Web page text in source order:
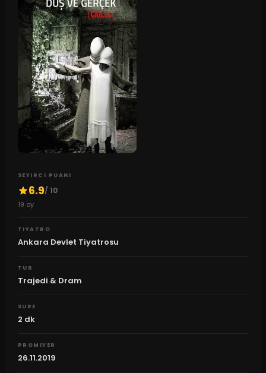
SEYIRCI PUANI
6.9/ 10
19 oy
TIYATRO
Ankara Devlet Tiyatrosu
TUR
Trajedi & Dram
SURE
2 dk
PROMIYER
26.11.2019